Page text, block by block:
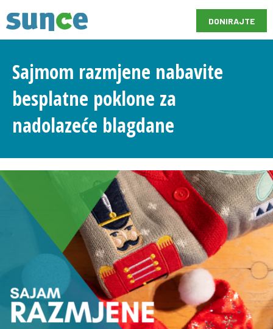
DONIRAJTE
Sajmom razmjene nabavite
besplatne poklone za
nadolazeće blagdane